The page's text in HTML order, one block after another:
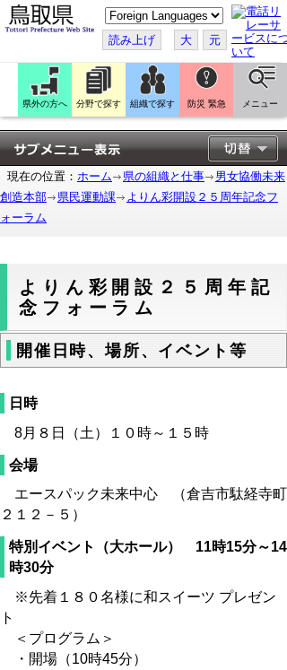
こ
の
ペ
ー
ジ
翻
訳
す
る
読み上げ 大 元
県外の方へ 分野で探す 組織で探す 防災 緊急 メニュー
現在の位置： ホーム 県の組織と仕事
男女協働未来
創造本部
県民運動課
よりん彩開設２５周年記念フ
ォーラム
よりん彩開設２５周年記
念フォーラム
開催日時、場所、イベント等
日時
8月８日（土）１０時～１５時
会場
エースパック未来中心 （倉吉市駄経寺町
２１２－５）
特別イベント（大ホール） 11時15分～14
時30分
※先着１８０名様に和スイーツ プレゼン
ト
＜プログラム＞
・開場（10時45分）